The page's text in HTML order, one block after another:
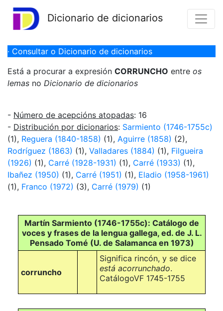
Dicionario de dicionarios
· Consultar o Dicionario de dicionarios
Está a procurar a expresión CORRUNCHO entre os
lemas no Dicionario de dicionarios
- Número de acepcións atopadas: 16
- Distribución por dicionarios: Sarmiento (1746-1755c)
(1), Reguera (1840-1858) (1), Aguirre (1858) (2),
Rodríguez (1863) (1), Valladares (1884) (1), Filgueira
(1926) (1), Carré (1928-1931) (1), Carré (1933) (1),
Ibañez (1950) (1), Carré (1951) (1), Eladio (1958-1961)
(1), Franco (1972) (3), Carré (1979) (1)
Martín Sarmiento (1746-1755c): Catálogo de
voces y frases de la lengua gallega, ed. de J. L.
Pensado Tomé (U. de Salamanca en 1973)
corruncho
Significa rincón, y se dice
está acorrunchado.
CatálogoVF 1745-1755